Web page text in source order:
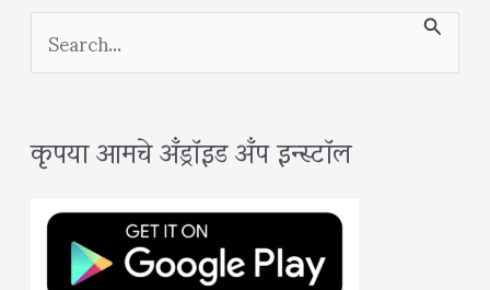
S
e
r
c
कृपया आमचे अँड्रॉइड अँप इन्स्टॉल